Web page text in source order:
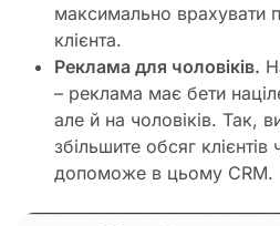
максимально врахувати
клієнта.
Реклама для чоловіків.
– реклама має бети
але й на чоловіків. Так,
збільшите обсяг клієнтів
допоможе в цьому CRM.